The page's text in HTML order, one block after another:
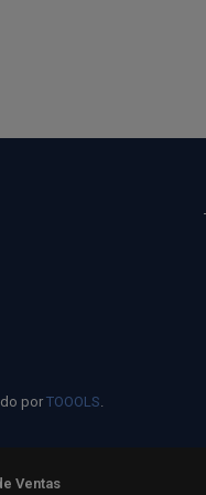
por TOOOLS.
Ventas